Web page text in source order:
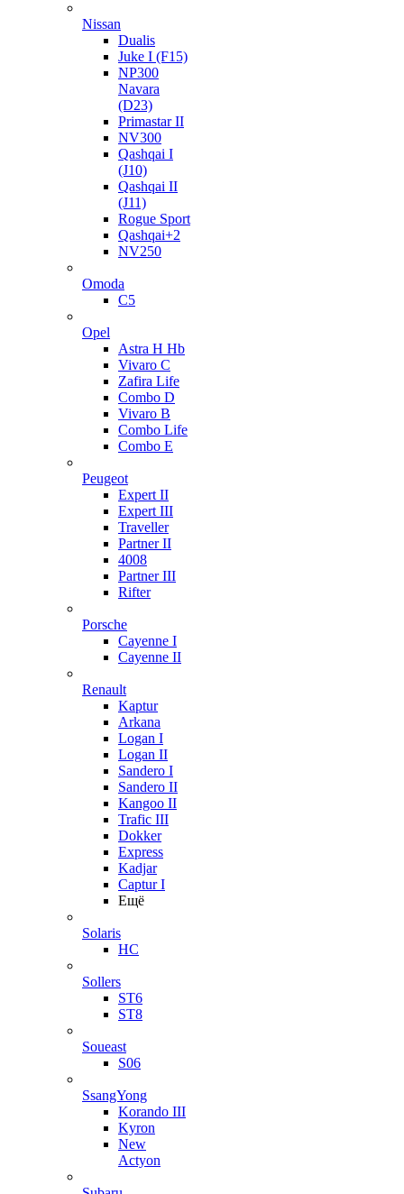
Nissan
Dualis
Juke I (F15)
NP300
Navara
(D23)
Primastar II
NV300
Qashqai I
(J10)
Qashqai II
(J11)
Rogue Sport
Qashqai+2
NV250
Omoda
C5
Opel
Astra H Hb
Vivaro C
Zafira Life
Combo D
Vivaro B
Combo Life
Combo E
Peugeot
Expert II
Expert III
Traveller
Partner II
4008
Partner III
Rifter
Porsche
Cayenne I
Cayenne II
Renault
Kaptur
Arkana
Logan I
Logan II
Sandero I
Sandero II
Kangoo II
Trafic III
Dokker
Express
Kadjar
Captur I
Ещё
Solaris
HC
Sollers
ST6
ST8
Soueast
S06
SsangYong
Korando III
Kyron
New
Actyon